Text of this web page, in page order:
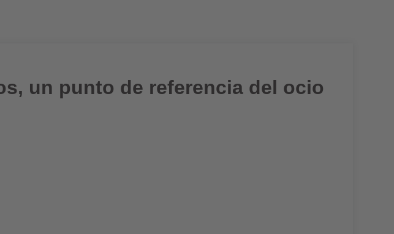
un punto de referencia del ocio